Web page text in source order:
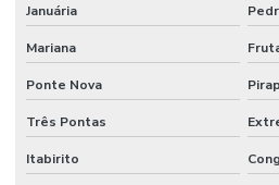
Manutenção de estações de
Manutenção e gestão de instalações
Manutenção industrial
Manutenção de infraestrutura
Manutenção de instalações elétricas
Januária
Mariana
Ponte Nova
Três Pontas
Itabirito